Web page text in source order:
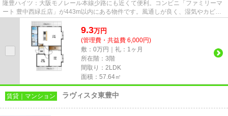
隆豊ハイツ：大阪モノレール本線少路にも近くて便利。コンビニ「ファミリーマ
ート 豊中西緑丘店」が443m以内にある物件です。風通しが良く、湿気やカビの
心配が少ない物件です。通勤や...
9.3万円
(管理費・共益費 6,000円)
敷：0万円｜礼：1ヶ月
所在階：3階
間取り：2LDK
面積：57.64㎡
賃貸｜マンション ラヴィスタ東豊中